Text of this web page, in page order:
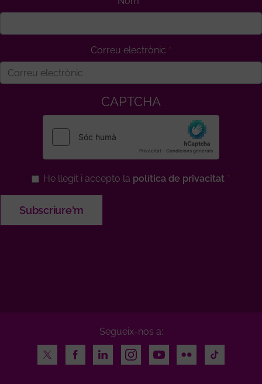
Correu electrònic
CAPTCHA
He llegit i accepto la política de privacitat
Segueix-nos a:
Twitter
FacebookLinkedInInstagramYoutubeFlickr TikTok